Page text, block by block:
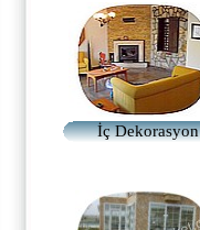
İç Dekorasyon